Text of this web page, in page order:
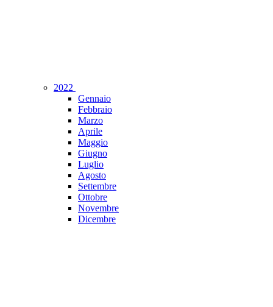
2022
Gennaio
Febbraio
Marzo
Aprile
Maggio
Giugno
Luglio
Agosto
Settembre
Ottobre
Novembre
Dicembre